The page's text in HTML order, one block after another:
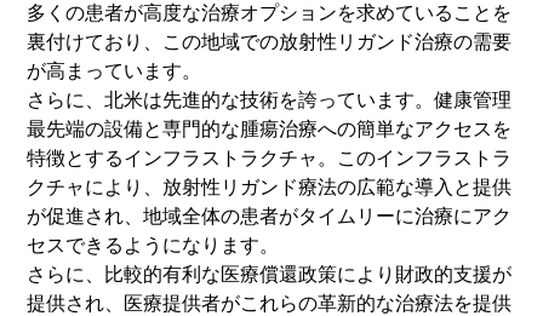
多くの患者が高度な治療オプションを求めていることを
裏付けており、この地域での放射性リガンド治療の需要
が高まっています。
さらに、北米は先進的な技術を誇っています。 健康管理
最先端の設備と専門的な腫瘍治療への簡単なアクセスを
特徴とするインフラストラクチャ。このインフラストラ
クチャにより、放射性リガンド療法の広範な導入と提供
が促進され、地域全体の患者がタイムリーに治療にアク
セスできるようになります。
さらに、比較的有利な医療償還政策により財政的支援が
提供され、医療提供者がこれらの革新的な治療法を提供